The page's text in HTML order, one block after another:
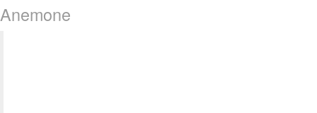
Anemone